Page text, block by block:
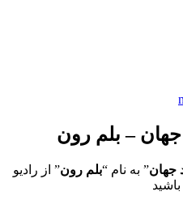
جهان – بلم رون
جهان” به نام “بلم رون” از رادیو